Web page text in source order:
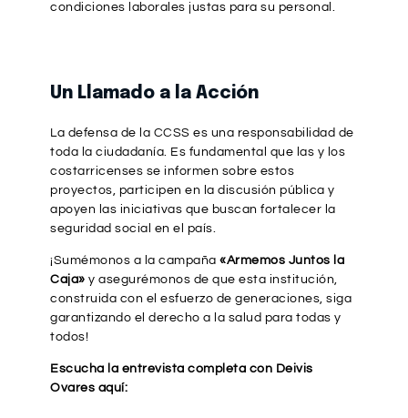
condiciones laborales justas para su personal.
Un Llamado a la Acción
La defensa de la CCSS es una responsabilidad de
toda la ciudadanía. Es fundamental que las y los
costarricenses se informen sobre estos
proyectos, participen en la discusión pública y
apoyen las iniciativas que buscan fortalecer la
seguridad social en el país.
¡Sumémonos a la campaña «Armemos Juntos la
Caja» y asegurémonos de que esta institución,
construida con el esfuerzo de generaciones, siga
garantizando el derecho a la salud para todas y
todos!
Escucha la entrevista completa con Deivis
Ovares aquí: